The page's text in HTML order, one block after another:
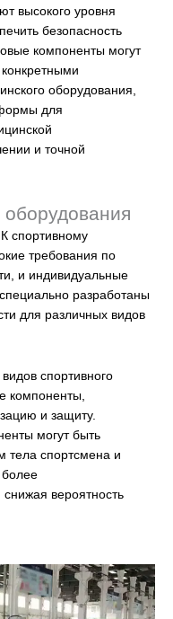
высокого уровня
безопасность
компоненты могут
оборудования,
для
и точной
оборудования
спортивному
требования по
и индивидуальные
разработаны
для различных видов
спортивного
компоненты,
и защиту.
могут быть
тела спортсмена и
более
вероятность